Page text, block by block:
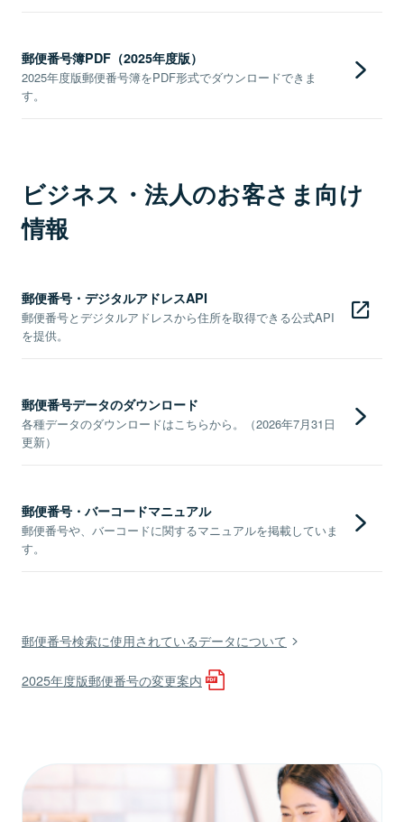
郵便番号簿PDF（2025年度版）
2025年度版郵便番号簿をPDF形式でダウンロードできま
す。
ビジネス・法人のお客さま向け
情報
郵便番号・デジタルアドレスAPI
郵便番号とデジタルアドレスから住所を取得できる公式API
を提供。
郵便番号データのダウンロード
各種データのダウンロードはこちらから。（2026年7月31日
更新）
郵便番号・バーコードマニュアル
郵便番号や、バーコードに関するマニュアルを掲載していま
す。
郵便番号検索に使用されているデータについて
2025年度版郵便番号の変更案内